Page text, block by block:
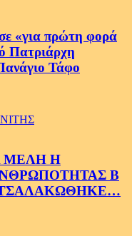
«για πρώτη φορά
Πατριάρχη
Τάφο
ΜΕΛΗ Η
Β
ΤΣΑΛΑΚΩΘΗΚΕ…